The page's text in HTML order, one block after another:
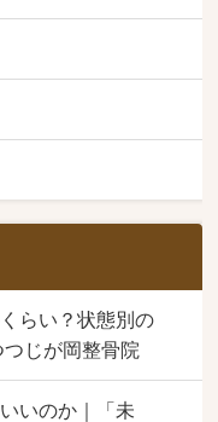
らい？状態別の
じが岡整骨院
いのか｜「未